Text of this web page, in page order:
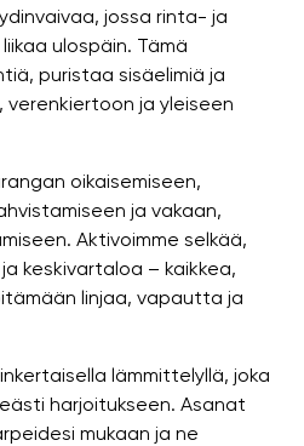
jossa rinta- ja
ulospäin. Tämä
puristaa sisäelimiä ja
ja yleiseen
oikaisemiseen,
ja vakaan,
Aktivoimme selkää,
keskivartaloa – kaikkea,
linjaa, vapautta ja
lämmittelyllä, joka
harjoitukseen. Asanat
mukaan ja ne